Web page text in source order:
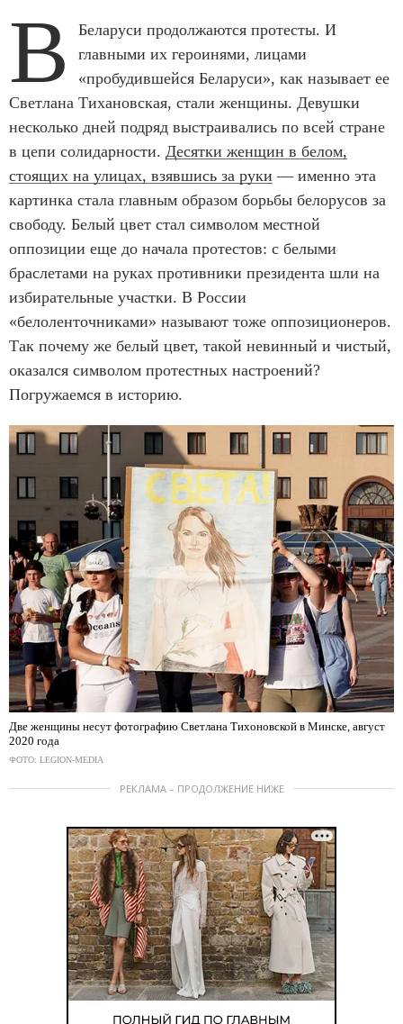
В
Беларуси продолжаются протесты. И
главными их героинями, лицами
«пробудившейся Беларуси», как называет ее
Светлана Тихановская, стали женщины. Девушки
несколько дней подряд выстраивались по всей стране
в цепи солидарности. Десятки женщин в белом,
стоящих на улицах, взявшись за руки — именно эта
картинка стала главным образом борьбы белорусов за
свободу. Белый цвет стал символом местной
оппозиции еще до начала протестов: с белыми
браслетами на руках противники президента шли на
избирательные участки. В России
«белоленточниками» называют тоже оппозиционеров.
Так почему же белый цвет, такой невинный и чистый,
оказался символом протестных настроений?
Погружаемся в историю.
Две женщины несут фотографию Светлана Тихоновской в Минске, август
2020 года
ФОТО: LEGION-MEDIA
РЕКЛАМА – ПРОДОЛЖЕНИЕ НИЖЕ